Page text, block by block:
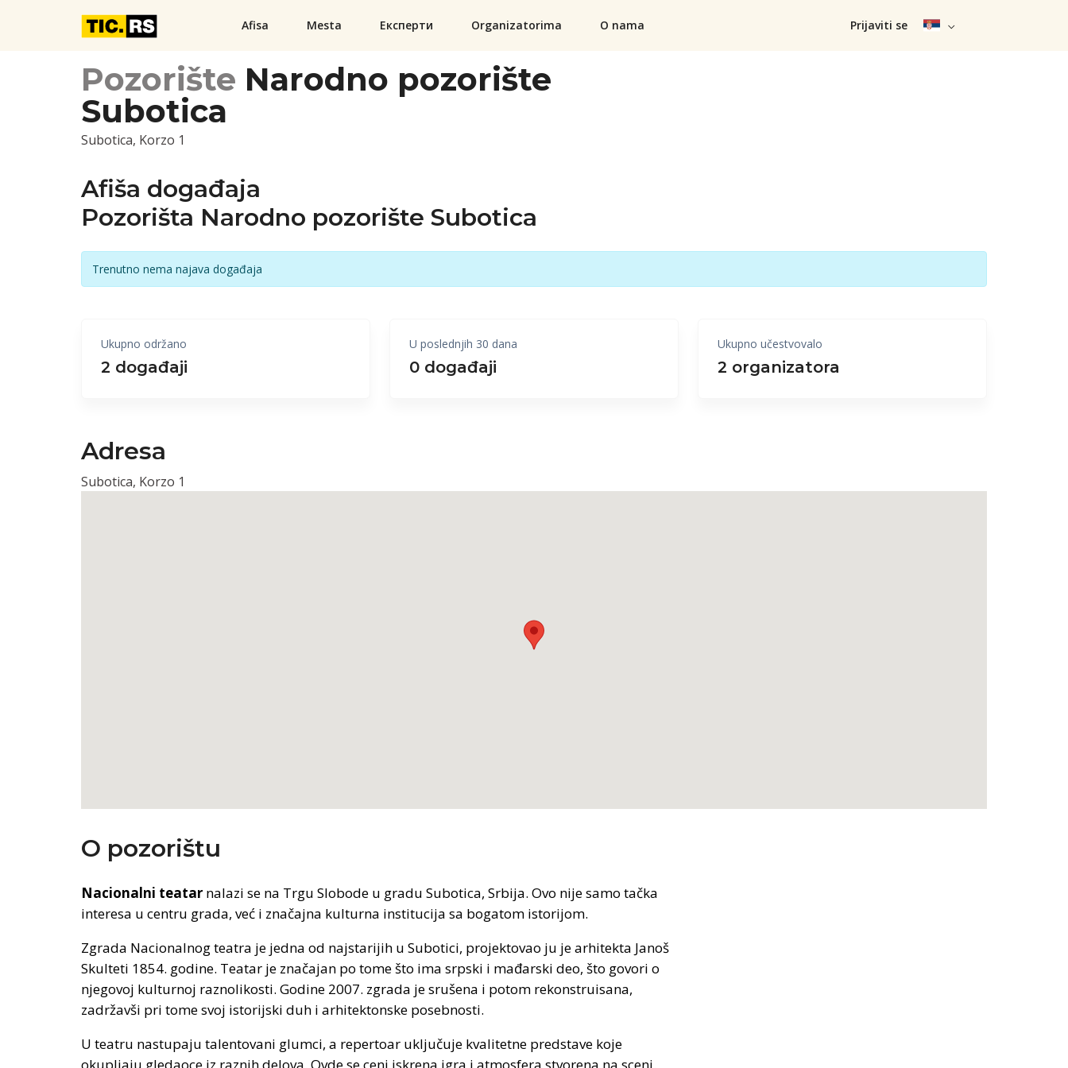
Afisa Mesta Експерти Organizatorima O nama Prijaviti se
Pozorište Narodno pozorište
Subotica
Subotica, Korzo 1
Afiša događaja
Pozorišta Narodno pozorište Subotica
Trenutno nema najava događaja
Ukupno održano
2 događaji
U poslednjih 30 dana
0 događaji
Ukupno učestvovalo
2 organizatora
Adresa
Subotica, Korzo 1
O pozorištu
Nacionalni teatar nalazi se na Trgu Slobode u gradu Subotica, Srbija. Ovo nije samo tačka
interesa u centru grada, već i značajna kulturna institucija sa bogatom istorijom.
Zgrada Nacionalnog teatra je jedna od najstarijih u Subotici, projektovao ju je arhitekta Janoš
Skulteti 1854. godine. Teatar je značajan po tome što ima srpski i mađarski deo, što govori o
njegovoj kulturnoj raznolikosti. Godine 2007. zgrada je srušena i potom rekonstruisana,
zadržavši pri tome svoj istorijski duh i arhitektonske posebnosti.
U teatru nastupaju talentovani glumci, a repertoar uključuje kvalitetne predstave koje
okupljaju gledaoce iz raznih delova. Ovde se ceni iskrena igra i atmosfera stvorena na sceni.